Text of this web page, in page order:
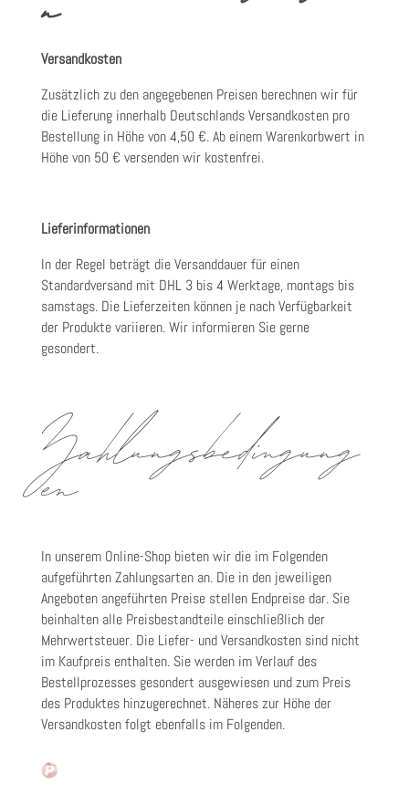
Versandkosten
Zusätzlich zu den angegebenen Preisen berechnen wir für
die Lieferung innerhalb Deutschlands Versandkosten pro
Bestellung in Höhe von 4,50 €. Ab einem Warenkorbwert in
Höhe von 50 € versenden wir kostenfrei.
Lieferinformationen
In der Regel beträgt die Versanddauer für einen
Standardversand mit DHL 3 bis 4 Werktage, montags bis
samstags. Die Lieferzeiten können je nach Verfügbarkeit
der Produkte variieren. Wir informieren Sie gerne
gesondert.
Zahlungsbedingung
en
In unserem Online-Shop bieten wir die im Folgenden
aufgeführten Zahlungsarten an. Die in den jeweiligen
Angeboten angeführten Preise stellen Endpreise dar. Sie
beinhalten alle Preisbestandteile einschließlich der
Mehrwertsteuer. Die Liefer- und Versandkosten sind nicht
im Kaufpreis enthalten. Sie werden im Verlauf des
Bestellprozesses gesondert ausgewiesen und zum Preis
des Produktes hinzugerechnet. Näheres zur Höhe der
Versandkosten folgt ebenfalls im Folgenden.